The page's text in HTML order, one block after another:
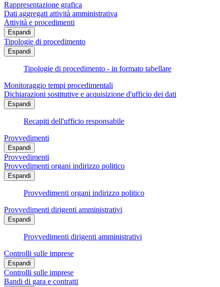
Rappresentazione grafica
Dati aggregati attività amministrativa
Attività e procedimenti
Espandi
Tipologie di procedimento
Espandi
Tipologie di procedimento - in formato tabellare
Monitoraggio tempi procedimentali
Dichiarazioni sostitutive e acquisizione d'ufficio dei dati
Espandi
Recapiti dell'ufficio responsabile
Provvedimenti
Espandi
Provvedimenti
Provvedimenti organi indirizzo politico
Espandi
Provvedimenti organi indirizzo politico
Provvedimenti dirigenti amministrativi
Espandi
Provvedimenti dirigenti amministrativi
Controlli sulle imprese
Espandi
Controlli sulle imprese
Bandi di gara e contratti